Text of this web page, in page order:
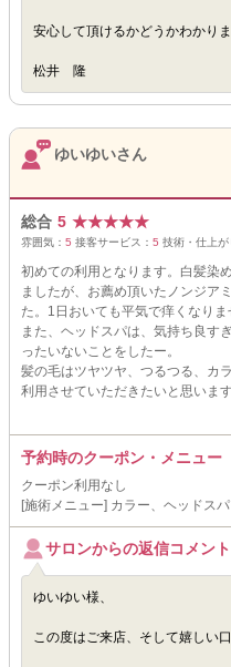
安心して頂けるかどうかわかり
松井 隆
ゆいゆいさん
総合 5 ★★★★★
雰囲気： 5 接客サービス： 5 技術・仕上が
初めての利用となります。白髪染
ましたが、お薦め頂いたノンジア
た。1日おいても平気で痒くなり
また、ヘッドスパは、気持ち良す
ったいないことをしたー。
髪の毛はツヤツヤ、つるつる、カ
利用させていただきたいと思います
予約時のクーポン・メニュー
クーポン利用なし
[施術メニュー] カラー、ヘッドスパ
サロンからの返信コメント
ゆいゆい様、
この度はご来店、そして嬉しい